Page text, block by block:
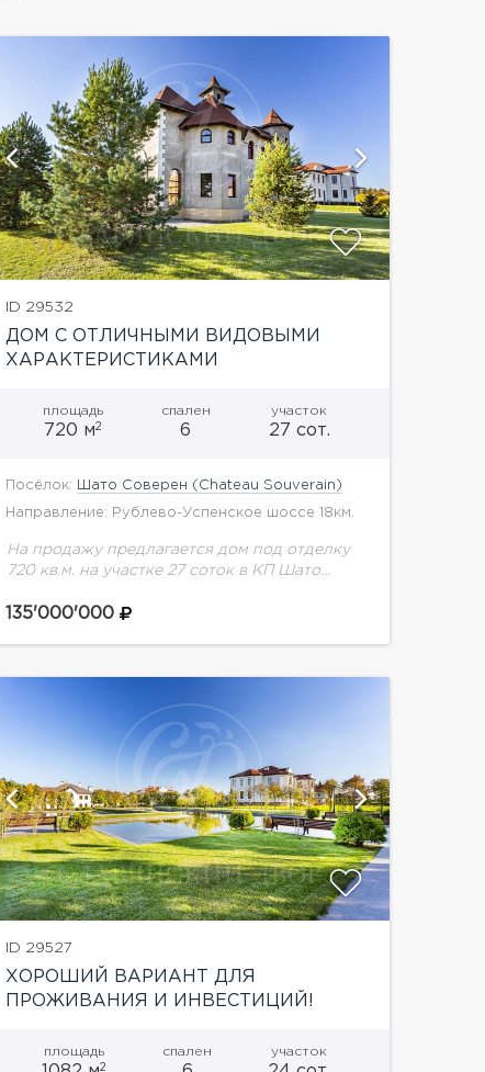
ID 29532
ДОМ С ОТЛИЧНЫМИ ВИДОВЫМИ
ХАРАКТЕРИСТИКАМИ
площадь
720 м2
спален
6
участок
27 сот.
Посёлок: Шато Соверен (Chateau Souverain)
Направление: Рублево-Успенское шоссе 18км.
На продажу предлагается дом под отделку
720 кв.м. на участке 27 соток в КП Шато
Красногорского района, 2 выезда из поселка:
135'000'000
ID 29527
ХОРОШИЙ ВАРИАНТ ДЛЯ
ПРОЖИВАНИЯ И ИНВЕСТИЦИЙ!
площадь
2
спален участок